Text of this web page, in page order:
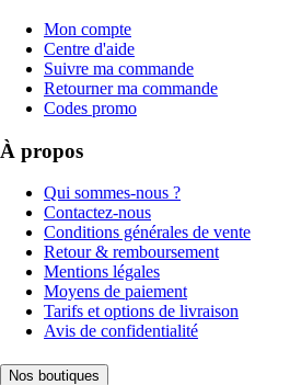
Mon compte
Centre d'aide
Suivre ma commande
Retourner ma commande
Codes promo
À propos
Qui sommes-nous ?
Contactez-nous
Conditions générales de vente
Retour & remboursement
Mentions légales
Moyens de paiement
Tarifs et options de livraison
Avis de confidentialité
Nos boutiques